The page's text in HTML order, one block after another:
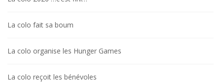
La colo fait sa boum
La colo organise les Hunger Games
La colo reçoit les bénévoles